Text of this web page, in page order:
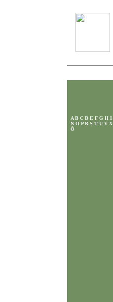
A B C D E F G H I
N O P R S T U V X
Ö